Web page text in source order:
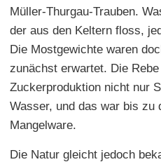
Müller-Thurgau-Trauben.
der aus den Keltern floss,
Die Mostgewichte waren
zunächst erwartet. Die
Zuckerproduktion nicht nur
Wasser, und das war bis zu
Mangelware.
Die Natur gleicht jedoch